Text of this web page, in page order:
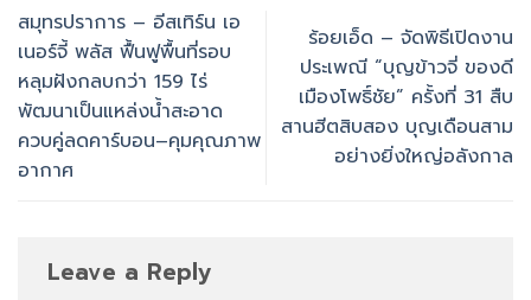
สมุทรปราการ – อีสเทิร์น เอ
เนอร์จี้ พลัส ฟื้นฟูพื้นที่รอบ
หลุมฝังกลบกว่า 159 ไร่
พัฒนาเป็นแหล่งน้ำสะอาด
ควบคู่ลดคาร์บอน–คุมคุณภาพ
อากาศ
ร้อยเอ็ด – จัดพิธีเปิดงาน
ประเพณี “บุญข้าวจี่ ของดี
เมืองโพธิ์ชัย” ครั้งที่ 31 สืบ
สานฮีตสิบสอง บุญเดือนสาม
อย่างยิ่งใหญ่อลังกาล
Leave a Reply